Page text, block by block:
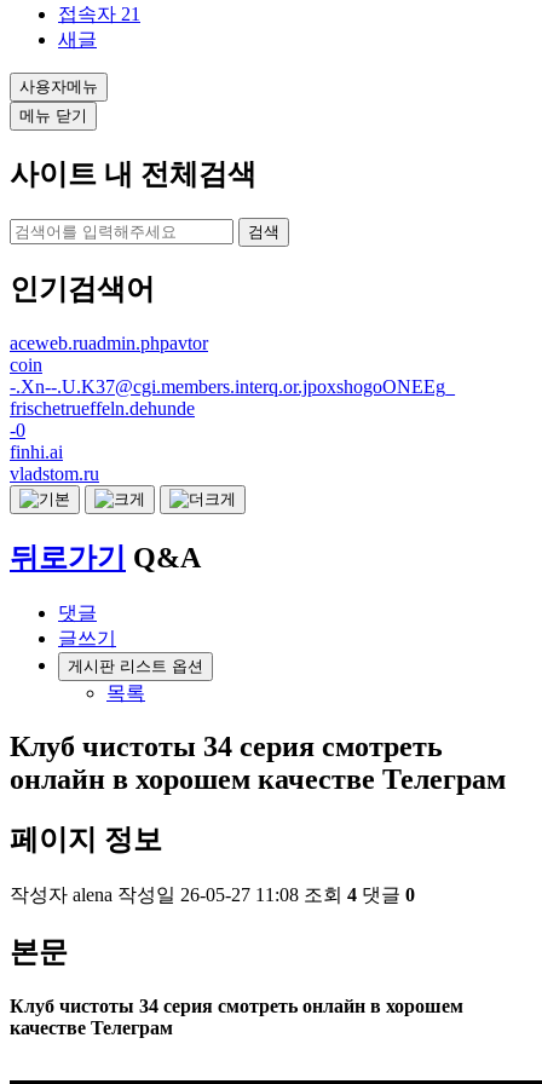
접속자 21
새글
사용자메뉴
메뉴 닫기
사이트 내 전체검색
검색
인기검색어
aceweb.ruadmin.phpavtor
coin
-.Xn--.U.K37@cgi.members.interq.or.jpoxshogoONEEg_
frischetrueffeln.dehunde
-0
finhi.ai
vladstom.ru
뒤로가기 Q&A
댓글
글쓰기
게시판 리스트 옵션
목록
Клуб чистоты 34 серия смотреть
онлайн в хорошем качестве Телеграм
페이지 정보
작성자 alena 작성일 26-05-27 11:08 조회 4 댓글 0
본문
Клуб чистоты 34 серия смотреть онлайн в хорошем
качестве Телеграм